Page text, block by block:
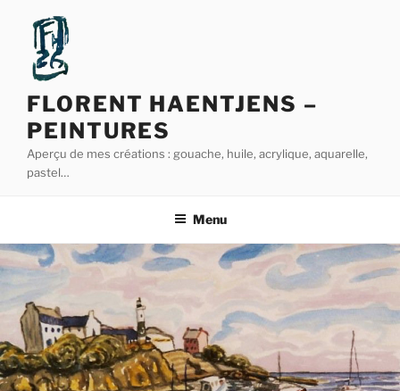
contenu
principal
FLORENT HAENTJENS –
PEINTURES
Aperçu de mes créations : gouache, huile, acrylique, aquarelle,
pastel…
Menu